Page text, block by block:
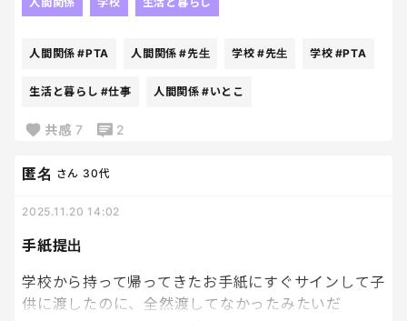
息子くん、〇〇係頑張ってますよ！
僕の授業でも手を挙げてくれてますよ！
…息子をよく見てくれているなと感動したし、思って
いたより普通に気さくな先生だった。
偏見を持ったり偏見で話したりするのは良くないな
と、新たな気づきを得た今日でした。
とはならねーーーYO！！！！！！！😇
いろいろ決め事とか、管理することがあって、仕事の
んですけどね😇
たちと交流を持てたりするのは、とてもいいことだ
どもの様子をちょこちょこ聞けるのもいいところで
来年も1年頑張っていきましょう！
人間関係 #PTA 人間関係 #先生 学校 #先生 学校 #PTA
生活と暮らし #仕事 人間関係 #いとこ
共感 7 2
手紙提出
匿名 さん 30代
2025.11.20 14:02
学校から持って帰ってきたお手紙にすぐサインして子
供に渡したのに、全然渡してなかったみたいだ